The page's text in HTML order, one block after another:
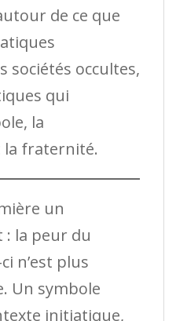
de ce que
sociétés occultes,
qui
la
la fraternité.
un
la peur du
n’est plus
Un symbole
initiatique,